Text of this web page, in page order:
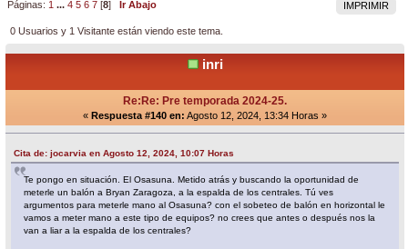
IMPRIMIR
Páginas: 1 ...4 5 6 7 [8]Ir Abajo
0 Usuarios y 1 Visitante están viendo este tema.
inri
Re:Re: Pre temporada 2024-25.
« Respuesta #140 en: Agosto 12, 2024, 13:34 Horas »
Cita de: jocarvia en Agosto 12, 2024, 10:07 Horas
Te pongo en situación. El Osasuna. Metido atrás y buscando la oportunidad de
meterle un balón a Bryan Zaragoza, a la espalda de los centrales. Tú ves
argumentos para meterle mano al Osasuna? con el sobeteo de balón en horizontal le
vamos a meter mano a este tipo de equipos? no crees que antes o después nos la
van a liar a la espalda de los centrales?